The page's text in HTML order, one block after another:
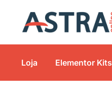
Loja Elementor Kits